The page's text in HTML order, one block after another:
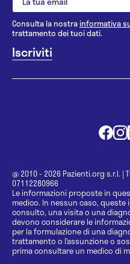
Consulta la nostrainformativa
trattamento dei tuoi dati.
@ 2010 - 2026 Pazienti.org s.r.l. |
07112280966
Le informazioni proposte in
medico. In nessun caso,
consulto, una visita o una
devono considerare le
per la formulazione di una
trattamento o l’assunzione o
prima consultare un medico di